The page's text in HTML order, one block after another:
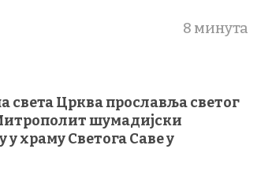
8 минута
света Црква прославља светог
шумадијски
у храму Светога Саве у